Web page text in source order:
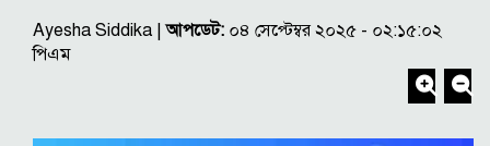
Ayesha Siddika |আপডেট: ০৪ সেপ্টেম্বর ২০২৫ - ০২:১৫:০২
পিএম